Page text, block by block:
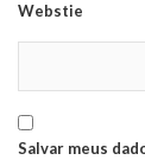
Webstie
Salvar meus